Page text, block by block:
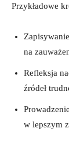
Przykładowe
na
Refleksja
źródeł
w lepszym